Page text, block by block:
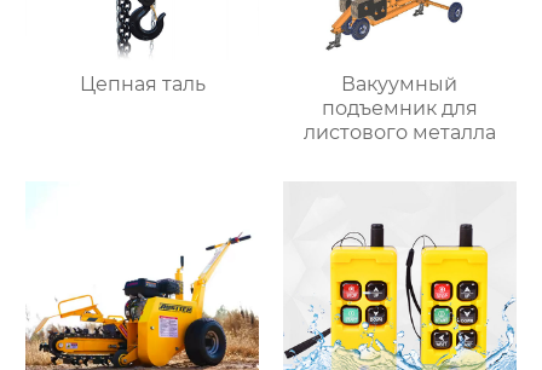
Цепная таль
Вакуумный
подъемник для
листового металла